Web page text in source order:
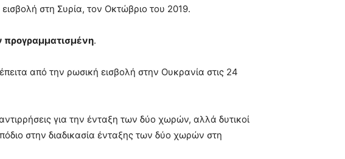
στη Συρία, τον Οκτώβριο του 2019.
προγραμματισμένη.
από την ρωσική εισβολή στην Ουκρανία στις 24
για την ένταξη των δύο χωρών, αλλά δυτικοί
στην διαδικασία ένταξης των δύο χωρών στη